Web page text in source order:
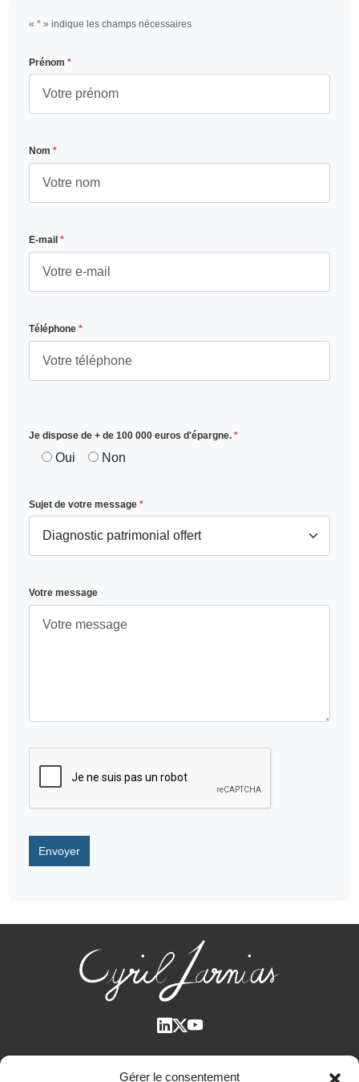
Gérer le consentement
« * » indique les champs nécessaires
Prénom *
Nom *
E-mail *
Téléphone *
Je dispose de + de 100 000 euros d'épargne. *
Oui Non
Sujet de votre message *
Votre message